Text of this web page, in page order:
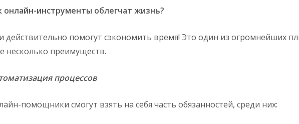
онлайн-инструменты облегчат жизнь?
действительно помогут сэкономить время! Это один из огромнейших
несколько преимуществ.
процессов
помощники смогут взять на себя часть обязанностей, среди них: